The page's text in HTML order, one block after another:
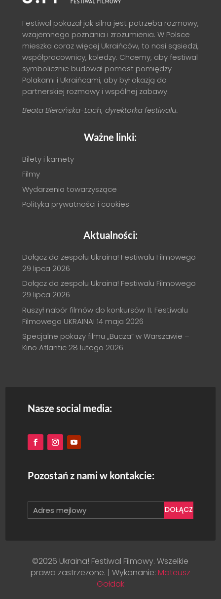
Festiwal pokazał jak silna jest potrzeba rozmowy,
wzajemnego poznania i zrozumienia. W Polsce
mieszka coraz więcej Ukraińców, to nasi sąsiedzi,
współpracownicy, koledzy. Chcemy, aby festiwal
symbolicznie budował pomost pomiędzy
Polakami i Ukraińcami, aby był okazją do
partnerskiej rozmowy i wspólnej zabawy.
Beata Bierońska-Lach, dyrektorka festiwalu.
Ważne linki:
Bilety i karnety
Filmy
Wydarzenia towarzyszące
Polityka prywatności i cookies
Aktualności:
Dołącz do zespołu Ukraina! Festiwalu Filmowego
29 lipca 2026
Dołącz do zespołu Ukraina! Festiwalu Filmowego
29 lipca 2026
Ruszył nabór filmów do konkursów 11. Festiwalu
Filmowego UKRAINA! 14 maja 2026
Specjalne pokazy filmu „Bucza” w Warszawie –
Kino Atlantic 28 lutego 2026
Nasze social media:
Pozostań z nami w kontakcie:
DOŁĄCZ
©2026 Ukraina! Festiwal Filmowy. Wszelkie
prawa zastrzeżone. | Wykonanie: Mateusz
Gołdak